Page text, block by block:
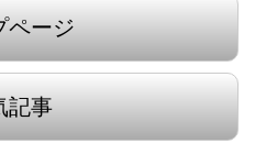
ページ
記事